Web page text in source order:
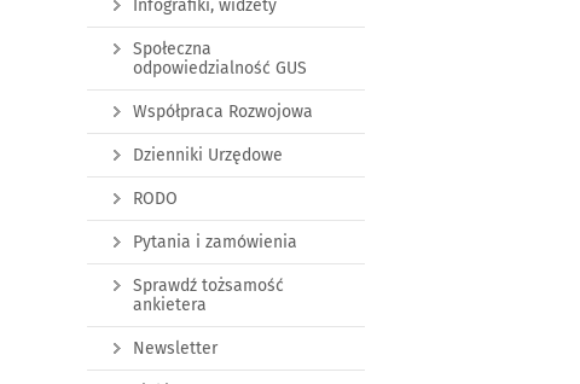
Infografiki, widżety
Społeczna
odpowiedzialność GUS
Współpraca Rozwojowa
Dzienniki Urzędowe
RODO
Pytania i zamówienia
Sprawdź tożsamość
ankietera
Newsletter